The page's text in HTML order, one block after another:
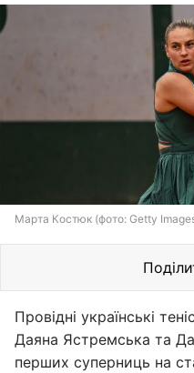
Марта Костюк (фото: Getty
Провідні українські
Даяна Ястремська та
перших суперниць на